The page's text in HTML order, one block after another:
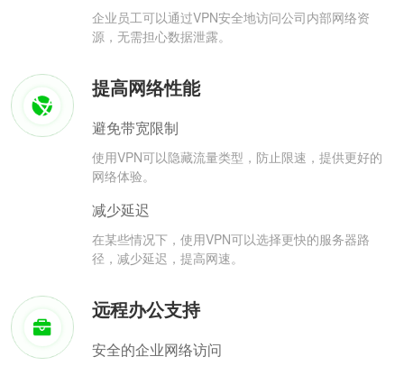
企业员工可以通过VPN安全地访问公司内部网络资
源，无需担心数据泄露。
提高网络性能
避免带宽限制
使用VPN可以隐藏流量类型，防止限速，提供更好的
网络体验。
减少延迟
在某些情况下，使用VPN可以选择更快的服务器路
径，减少延迟，提高网速。
远程办公支持
安全的企业网络访问